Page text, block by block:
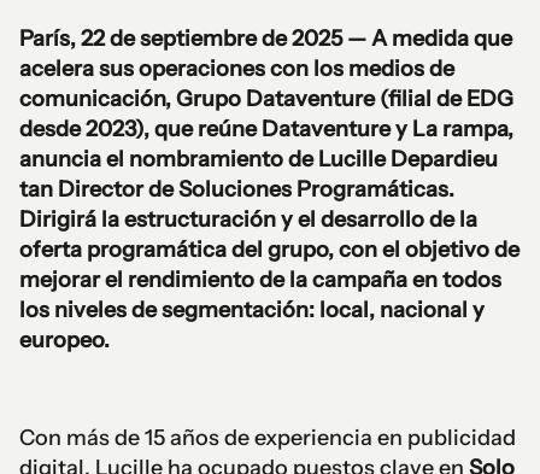
París, 22 de septiembre de 2025— A medida que
acelera sus operaciones con los medios de
comunicación,Grupo Dataventure(filial de EDG
desde 2023), que reúneDataventurey La rampa,
anuncia el nombramiento deLucille Depardieu
tan Director de Soluciones Programáticas.
Dirigirá la estructuración y el desarrollo de la
oferta programática del grupo, con el objetivo de
mejorar el rendimiento de la campaña en todos
los niveles de segmentación: local, nacional y
europeo.
Con más de 15 años de experiencia en publicidad
digital, Lucille ha ocupado puestos clave en Solo